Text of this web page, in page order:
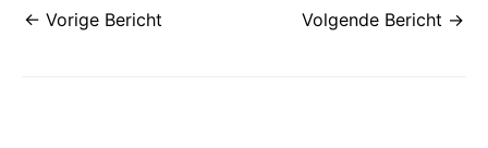
← Vorige Bericht Volgende Bericht →